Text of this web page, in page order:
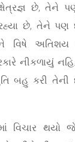
છે, તેને પણ
છે, તેને પણ
વિષે અતિશય
નીકળાયું
બહુ કરી તેની
વિચાર થયો